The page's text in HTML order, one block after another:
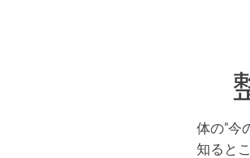
体の"今
知ると